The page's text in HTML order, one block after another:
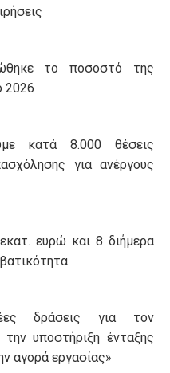
το ποσοστό της
2026
κατά 8.000 θέσεις
για ανέργους
ευρώ και 8 διήμερα
δράσεις για τον
υποστήριξη ένταξης
αγορά εργασίας»